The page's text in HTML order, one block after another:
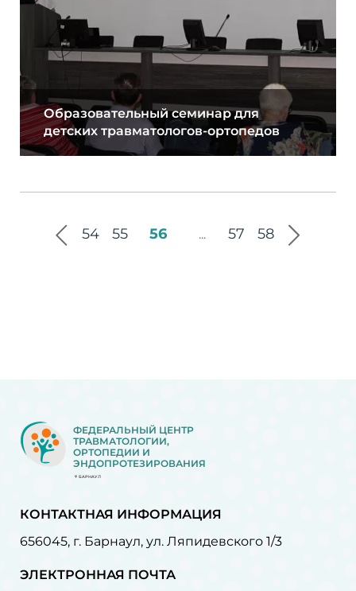
Образовательный семинар для
детских травматологов-ортопедов
54 55 56 ... 57 58
ФЕДЕРАЛЬНЫЙ ЦЕНТР
ТРАВМАТОЛОГИИ,
ОРТОПЕДИИ И
ЭНДОПРОТЕЗИРОВАНИЯ
БАРНАУЛ
КОНТАКТНАЯ ИНФОРМАЦИЯ
656045, г. Барнаул, ул. Ляпидевского 1/3
ЭЛЕКТРОННАЯ ПОЧТА